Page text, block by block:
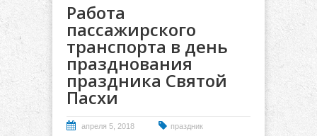
Работа
пассажирского
транспорта в день
празднования
праздника Святой
Пасхи
апреля 5, 2018
праздник